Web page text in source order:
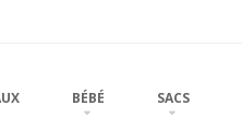
BÉBÉ SACS